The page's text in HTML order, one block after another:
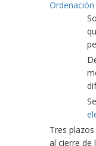
Ordenación
Tres
al cierre de